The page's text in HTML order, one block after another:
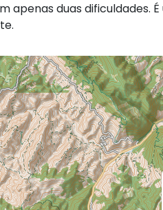
duas dificuldades.